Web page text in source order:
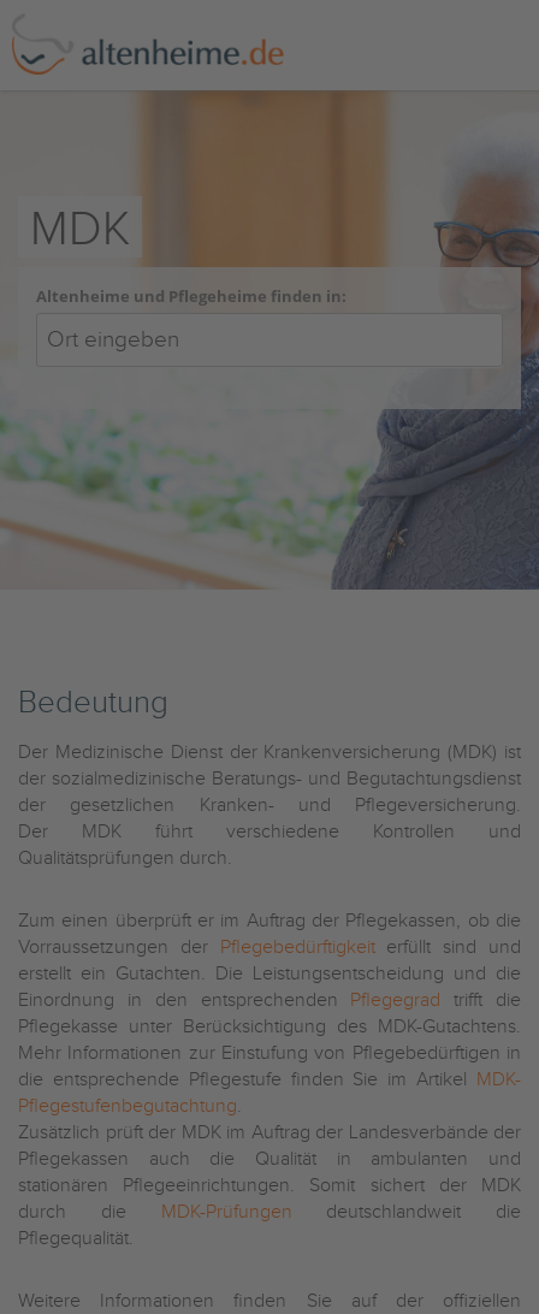
MDK
Altenheime und Pflegeheime finden in:
Bedeutung
Der Medizinische Dienst der Krankenversicherung (MDK) ist
der sozialmedizinische Beratungs- und Begutachtungsdienst
der gesetzlichen Kranken- und Pflegeversicherung.
Der MDK führt verschiedene Kontrollen und
Qualitätsprüfungen durch.
Zum einen überprüft er im Auftrag der Pflegekassen, ob die
Vorraussetzungen der Pflegebedürftigkeiterfüllt sind und
erstellt ein Gutachten. Die Leistungsentscheidung und die
Einordnung in den entsprechenden Pflegegradtrifft die
Pflegekasse unter Berücksichtigung des MDK-Gutachtens.
Mehr Informationen zur Einstufung von Pflegebedürftigen in
die entsprechende Pflegestufe finden Sie im Artikel MDK-
Pflegestufenbegutachtung.
Zusätzlich prüft der MDK im Auftrag der Landesverbände der
Pflegekassen auch die Qualität in ambulanten und
stationären Pflegeeinrichtungen. Somit sichert der MDK
durch die MDK-Prüfungen deutschlandweit die
Pflegequalität.
Weitere Informationen finden Sie auf der offiziellen